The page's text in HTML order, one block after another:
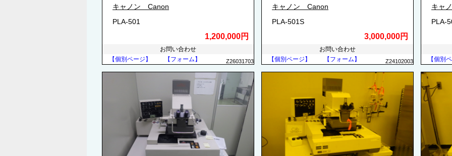
キャノン Canon
PLA-501
1,200,000円
お問い合わせ
【個別ページ】
【フォーム】 Z26031703
キャノン Canon
PLA-501S
3,000,000円
お問い合わせ
【個別ページ】
【フォーム】 Z24102003
キャ
PLA-
【個別